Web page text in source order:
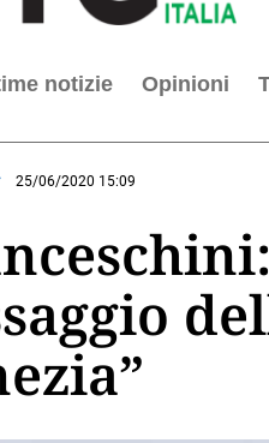
notizie Opinioni
25/06/2020 15:09